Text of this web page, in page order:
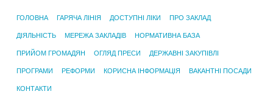
ГОЛОВНА ГАРЯЧА ЛІНІЯ ДОСТУПНІ ЛІКИ ПРО ЗАКЛАД
ДІЯЛЬНІСТЬ МЕРЕЖА ЗАКЛАДІВ НОРМАТИВНА БАЗА
ПРИЙОМ ГРОМАДЯН ОГЛЯД ПРЕСИ ДЕРЖАВНІ ЗАКУПІВЛІ
ПРОГРАМИ РЕФОРМИ КОРИСНА ІНФОРМАЦІЯ ВАКАНТНІ ПОСАДИ
КОНТАКТИ